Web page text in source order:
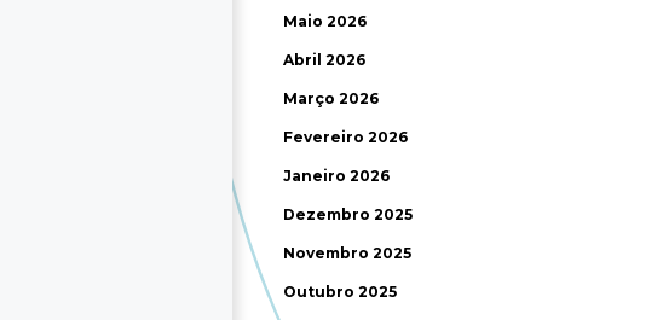
Maio 2026
Abril 2026
Março 2026
Fevereiro 2026
Janeiro 2026
Dezembro 2025
Novembro 2025
Outubro 2025